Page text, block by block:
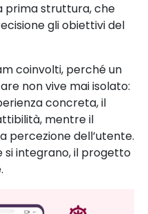
prima struttura, che
gli obiettivi del
coinvolti, perché un
non vive mai isolato:
concreta, il
mentre il
percezione dell’utente.
integrano, il progetto